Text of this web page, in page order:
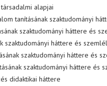
alapjai
tanításának szaktudományi
szaktudományi háttere és
szaktudományi háttere és
szaktudományi háttere és
szaktudományi háttere és
didaktikai háttere